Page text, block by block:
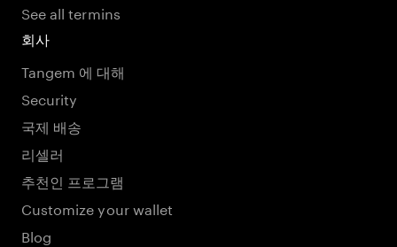
See all termins
회사
Tangem 에 대해
Security
국제 배송
리셀러
추천인 프로그램
Customize your wallet
Blog